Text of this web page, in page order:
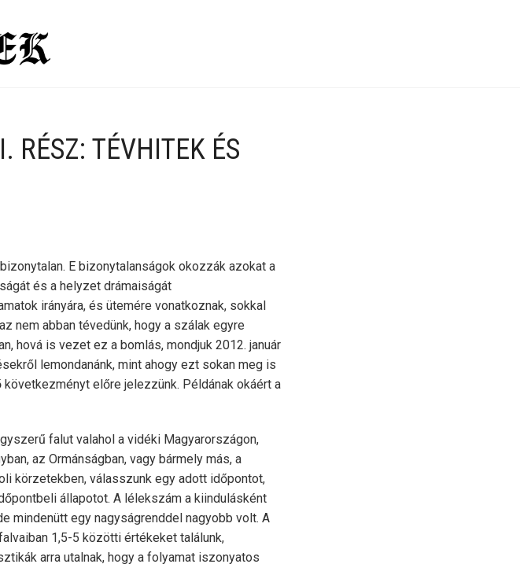
RÉSZ: TÉVHITEK ÉS
E bizonytalanságok okozzák azokat a
és a helyzet drámaiságát
irányára, és ütemére vonatkoznak, sokkal
nem abban tévedünk, hogy a szálak egyre
hová is vezet ez a bomlás, mondjuk 2012. január
lemondanánk, mint ahogy ezt sokan meg is
előre jelezzünk. Példának okáért a
falut valahol a vidéki Magyarországon,
az Ormánságban, vagy bármely más, a
körzetekben, válasszunk egy adott időpontot,
állapotot. A lélekszám a kiindulásként
mindenütt egy nagyságrenddel nagyobb volt. A
1,5-5 közötti értékeket találunk,
arra utalnak, hogy a folyamat iszonyatos